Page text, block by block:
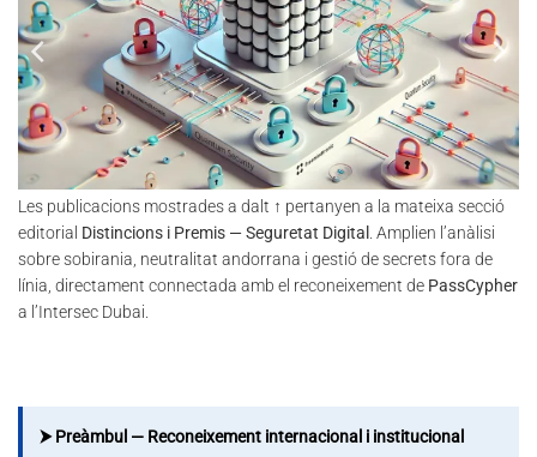
Les publicacions mostrades a dalt ↑ pertanyen a la mateixa secció
editorial Distincions i Premis — Seguretat Digital . Amplien l’anàlisi
sobre sobirania, neutralitat andorrana i gestió de secrets fora de
línia, directament connectada amb el reconeixement de PassCypher
a l’Intersec Dubai.
⮞ Preàmbul — Reconeixement internacional i institucional